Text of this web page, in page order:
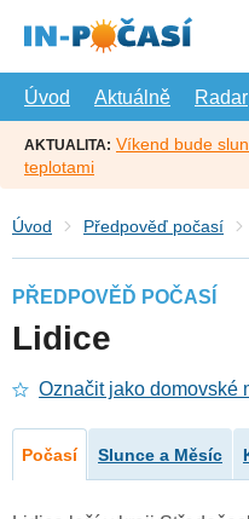
hlavní
Úvod
Aktuálně Radar
AKTUALITA: Víkend bude
teplotami
Úvod Předpověď počasí
PŘEDPOVĚĎ POČASÍ
Lidice
Označit jako domovské
Počasí Slunce a Měsíc